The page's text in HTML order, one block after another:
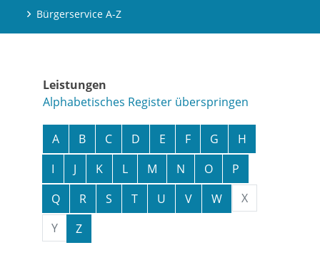
Bürgerservice A-Z
Leistungen
Alphabetisches Register überspringen
A B C D E F G
H
I
J K L M N O
P
Q
R S T U V W
X
Y
Z